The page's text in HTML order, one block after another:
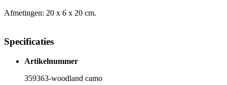
Afmetingen: 20 x 6 x 20 cm.
Specificaties
Artikelnummer
359363-woodland camo